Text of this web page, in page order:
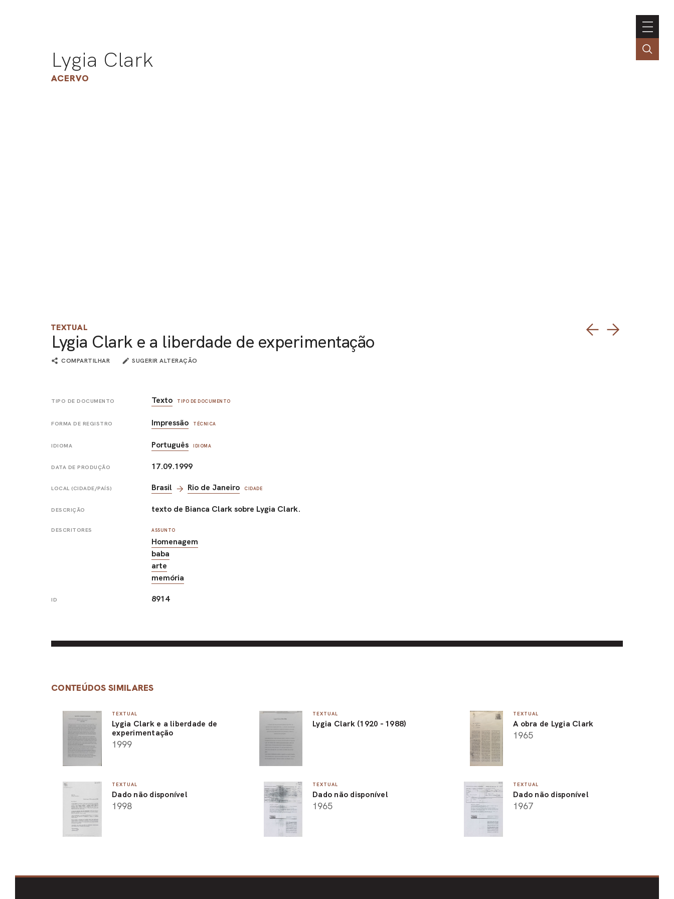
Lygia Clark
ACERVO
TEXTUAL
Lygia Clark e a liberdade de experimentação
COMPARTILHAR SUGERIR ALTERAÇÃO
TIPO DE DOCUMENTO Texto TIPO DE DOCUMENTO
FORMA DE REGISTRO Impressão TÉCNICA
IDIOMA Português IDIOMA
DATA DE PRODUÇÃO 17.09.1999
LOCAL (CIDADE/PAÍS) Brasil Rio de Janeiro CIDADE
DESCRIÇÃO texto de Bianca Clark sobre Lygia Clark.
DESCRITORES ASSUNTO
Homenagem
baba
arte
memória
ID 8914
CONTEÚDOS SIMILARES
TEXTUAL
Lygia Clark e a liberdade de
experimentação
1999
TEXTUAL
Lygia Clark (1920 - 1988)
TEXTUAL
A obra de Lygia Clark
1965
TEXTUAL
Dado não disponível
1998
TEXTUAL
Dado não disponível
1965
TEXTUAL
Dado não disponível
1967